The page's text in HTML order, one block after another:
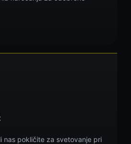
nas pokličite za svetovanje pri